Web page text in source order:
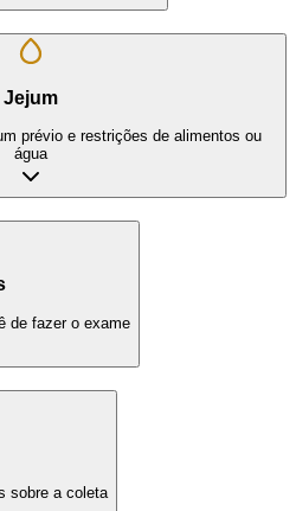
Jejum
prévio e restrições de alimentos ou
água
de fazer o exame
sobre a coleta